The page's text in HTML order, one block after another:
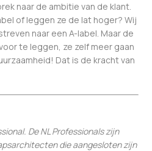
naar de ambitie van de klant.
of leggen ze de lat hoger? Wij
naar een A-label. Maar de
te leggen, ze zelf meer gaan
Dat is de kracht van
De NL Professionals zijn
die aangesloten zijn